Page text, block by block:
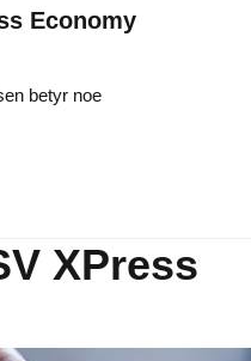
Economy
betyr noe
XPress